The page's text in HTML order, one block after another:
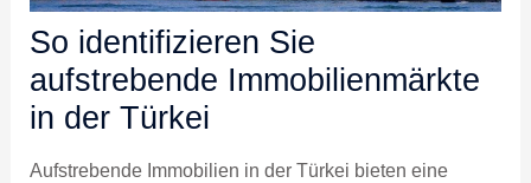
So identifizieren Sie
aufstrebende Immobilienmärkte
in der Türkei
Aufstrebende Immobilien in der Türkei bieten eine